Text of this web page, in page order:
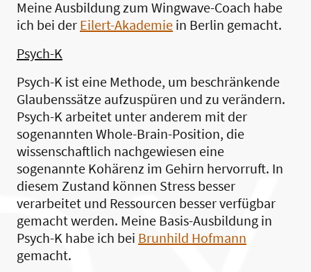
Meine Ausbildung zum Wingwave-Coach habe
ich bei der Eilert-Akademie in Berlin gemacht.
Psych-K
Psych-K ist eine Methode, um beschränkende
Glaubenssätze aufzuspüren und zu verändern.
Psych-K arbeitet unter anderem mit der
sogenannten Whole-Brain-Position, die
wissenschaftlich nachgewiesen eine
sogenannte Kohärenz im Gehirn hervorruft. In
diesem Zustand können Stress besser
verarbeitet und Ressourcen besser verfügbar
gemacht werden. Meine Basis-Ausbildung in
Psych-K habe ich bei Brunhild Hofmann
gemacht.